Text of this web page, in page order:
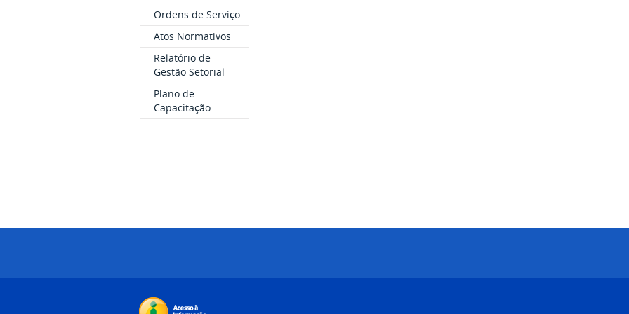
Ordens de Serviço
Atos Normativos
Relatório de
Gestão Setorial
Plano de
Capacitação